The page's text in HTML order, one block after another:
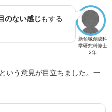
新領域創成科
学研究科修士
2年
のない感じ もする
いう意見が目立ちました。一